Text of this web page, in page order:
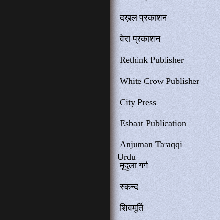
दख़ल प्रकाशन
वेरा प्रकाशन
Rethink Publisher
White Crow Publisher
City Press
Esbaat Publication
Anjuman Taraqqi
Urdu
मृदुला गर्ग
स्कन्द
शिवमूर्ति